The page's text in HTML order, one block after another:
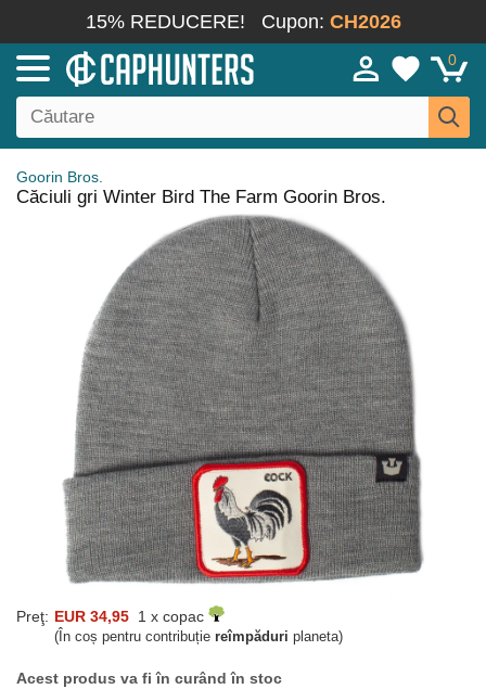
15% REDUCERE! Cupon: CH2026
0
Goorin Bros.
Căciuli gri Winter Bird The Farm Goorin Bros.
Preţ: EUR 34,95 1 x copac
(În coș pentru contribuție reîmpăduri planeta)
Acest produs va fi în curând în stoc